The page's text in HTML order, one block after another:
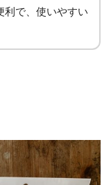
利で、使いやすい